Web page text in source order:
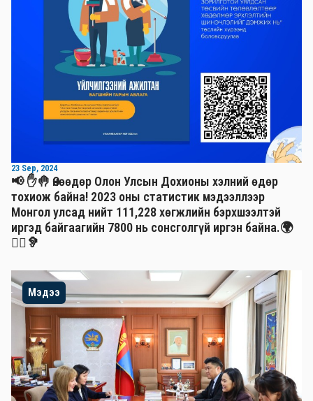
23 Sep, 2024
📢 ✋🤚 Өнөөдөр Олон Улсын Дохионы хэлний өдөр
тохиож байна! 2023 оны статистик мэдээллээр
Монгол улсад нийт 111,228 хөгжлийн бэрхшээлтэй
иргэд байгаагийн 7800 нь сонсголгүй иргэн байна.🌍
🧏‍♂️🦻
Мэдээ